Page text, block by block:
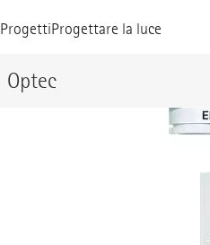
ProgettiProgettare la luce
Optec